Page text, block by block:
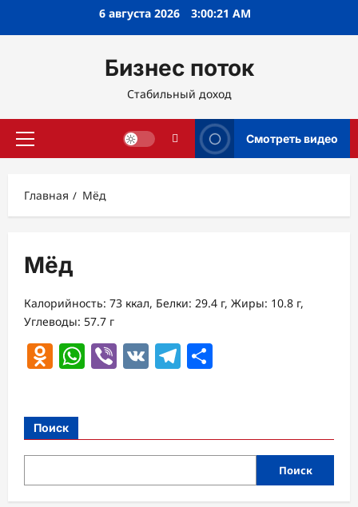
6 августа 2026 3:00:22 AM
Бизнес поток
Стабильный доход
Основное
Смотреть видео
Главная Мёд
Мёд
Калорийность: 73 ккал, Белки: 29.4 г, Жиры: 10.8 г,
Углеводы: 57.7 г
Odnoklassniki
WhatsApp
Viber
VK Telegram
Поиск
Поиск